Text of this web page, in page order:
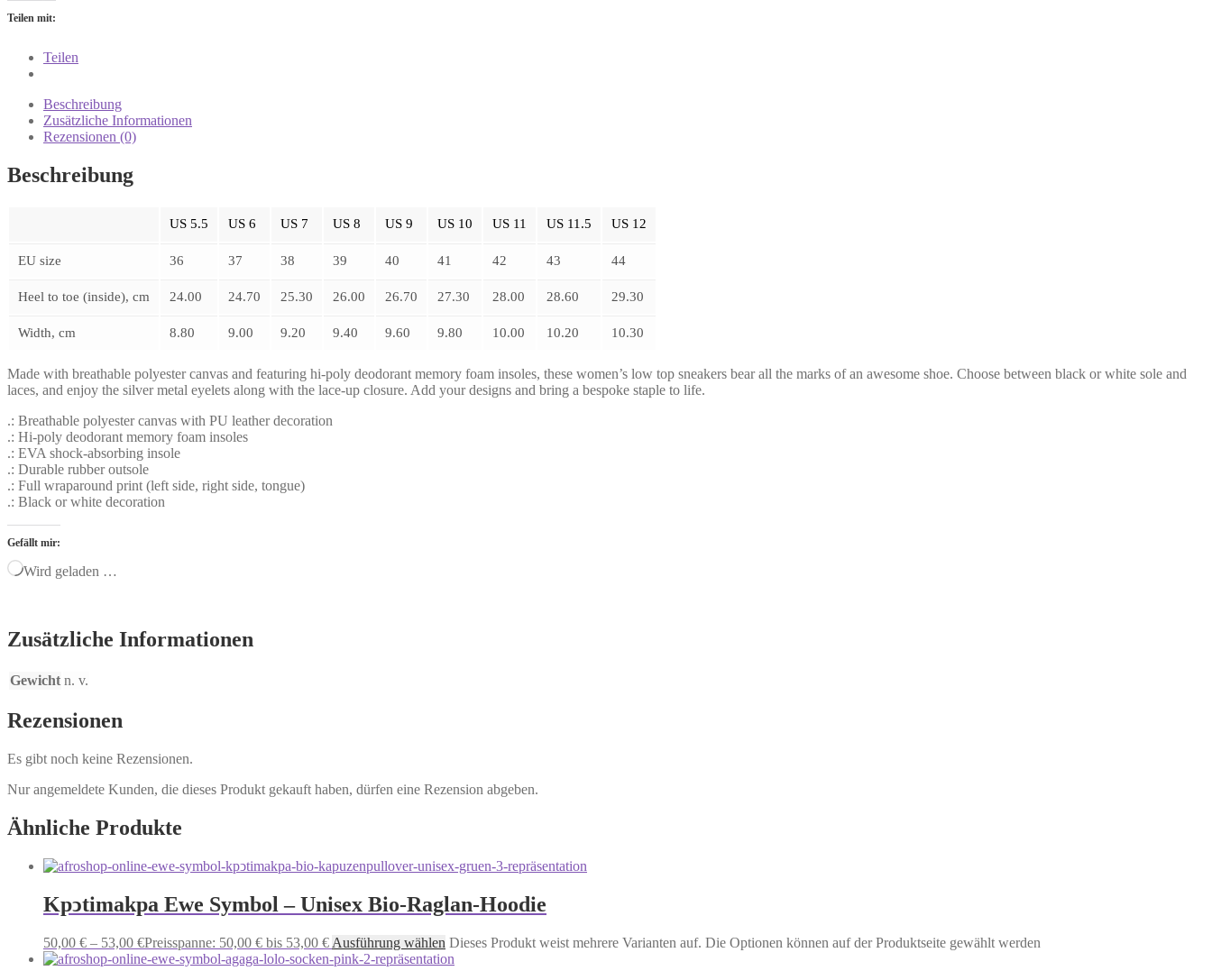
Teilen mit:
Teilen
Beschreibung
Zusätzliche Informationen
Rezensionen (0)
Beschreibung
US 5.5 US 6 US 7 US 8 US 9 US 10 US 11 US 11.5 US 12
EU size 36 37 38 39 40 41 42 43 44
Heel to toe (inside), cm 24.00 24.70 25.30 26.00 26.70 27.30 28.00 28.60 29.30
Width, cm 8.80 9.00 9.20 9.40 9.60 9.80 10.00 10.20 10.30
Made with breathable polyester canvas and featuring hi-poly deodorant memory foam insoles, these women’s low top sneakers bear all the marks of an awesome shoe. Choose between black or white sole and
laces, and enjoy the silver metal eyelets along with the lace-up closure. Add your designs and bring a bespoke staple to life.
.: Breathable polyester canvas with PU leather decoration
.: Hi-poly deodorant memory foam insoles
.: EVA shock-absorbing insole
.: Durable rubber outsole
.: Full wraparound print (left side, right side, tongue)
.: Black or white decoration
Gefällt mir:
Wird geladen …
Zusätzliche Informationen
Gewicht n. v.
Rezensionen
Es gibt noch keine Rezensionen.
Nur angemeldete Kunden, die dieses Produkt gekauft haben, dürfen eine Rezension abgeben.
Ähnliche Produkte
Kpͻtimakpa Ewe Symbol – Unisex Bio-Raglan-Hoodie
50,00 € – 53,00 €Preisspanne: 50,00 € bis 53,00 € Ausführung wählen Dieses Produkt weist mehrere Varianten auf. Die Optionen können auf der Produktseite gewählt werden